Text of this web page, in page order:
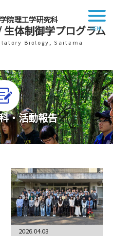
院理工学研究科
体制御学プログラム
Biology, Saitama
・活動報告
2026.04.03